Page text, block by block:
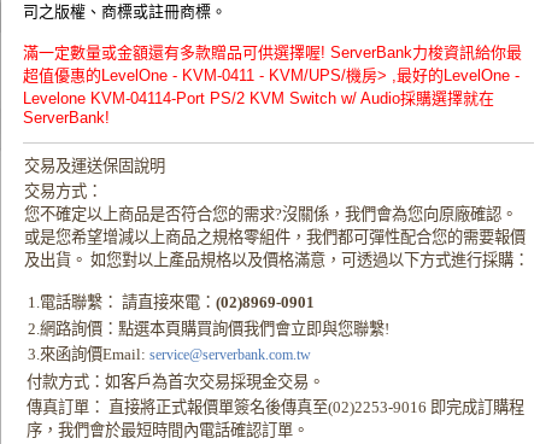
司之版權、商標或註冊商標。
滿一定數量或金額還有多款贈品可供選擇喔! ServerBank力梭資訊給你最
超值優惠的LevelOne - KVM-0411 - KVM/UPS/機房> ,最好的LevelOne -
Levelone KVM-04114-Port PS/2 KVM Switch w/ Audio採購選擇就在
ServerBank!
交易及運送保固說明
交易方式：
您不確定以上商品是否符合您的需求?沒關係，我們會為您向原廠確認。
或是您希望增減以上商品之規格零組件，我們都可彈性配合您的需要報價
及出貨。 如您對以上產品規格以及價格滿意，可透過以下方式進行採購：
1.電話聯繫： 請直接來電：(02)8969-0901
2.網路詢價：點選本頁購買詢價我們會立即與您聯繫!
3.來函詢價Email: service@serverbank.com.tw
付款方式：如客戶為首次交易採現金交易。
傳真訂單： 直接將正式報價單簽名後傳真至(02)2253-9016 即完成訂購程
序，我們會於最短時間內電話確認訂單。